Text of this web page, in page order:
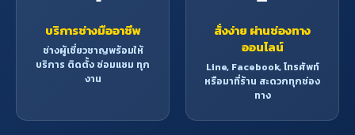
บริการช่างมืออาชีพ
ช่างผู้เชี่ยวชาญพร้อมให้
บริการ ติดตั้ง ซ่อมแซม ทุก
งาน
สั่งง่าย ผ่านช่องทาง
ออนไลน์
Line, Facebook, โทรศัพท์
หรือมาที่ร้าน สะดวกทุกช่อง
ทาง